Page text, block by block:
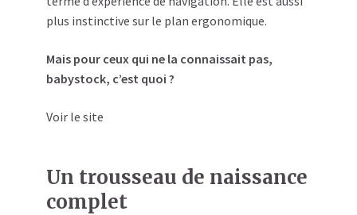
plus instinctive sur le plan ergonomique.
Mais pour ceux qui ne la connaissait pas,
babystock, c’est quoi ?
Voir le site
Un trousseau de naissance
complet